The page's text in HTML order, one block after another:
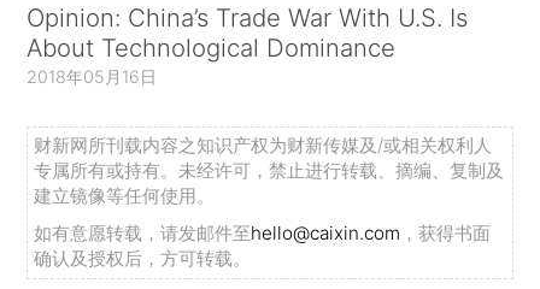
Opinion: China’s Trade War With U.S. Is
About Technological Dominance
2018年05月16日
财新网所刊载内容之知识产权为财新传媒及/或相关权利人
专属所有或持有。未经许可，禁止进行转载、摘编、复制及
建立镜像等任何使用。
如有意愿转载，请发邮件至hello@caixin.com ，获得书面
确认及授权后，方可转载。